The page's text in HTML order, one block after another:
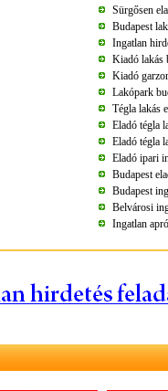
Sürgősen
Budapest
Ingatlan
Kiadó lakás
Kiadó
Lakópark
Tégla lakás
Eladó tégla
Eladó tégla
Eladó ipari
Budapest
Budapest
Belvárosi
Ingatlan